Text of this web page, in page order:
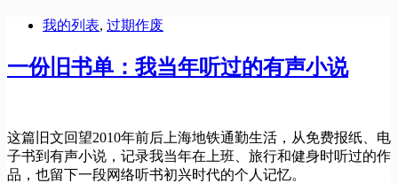
我的列表, 过期作废
一份旧书单：我当年听过的有声小说
这篇旧文回望2010年前后上海地铁通勤生活，从免费报纸、电
子书到有声小说，记录我当年在上班、旅行和健身时听过的作
品，也留下一段网络听书初兴时代的个人记忆。